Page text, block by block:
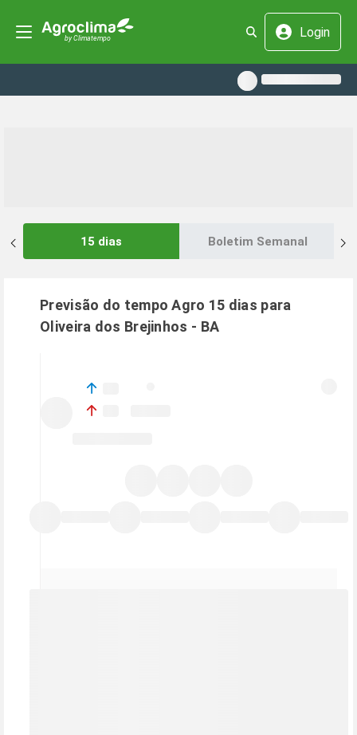
Login
15 dias Boletim Semanal
Previsão do tempo Agro 15 dias para
Oliveira dos Brejinhos - BA